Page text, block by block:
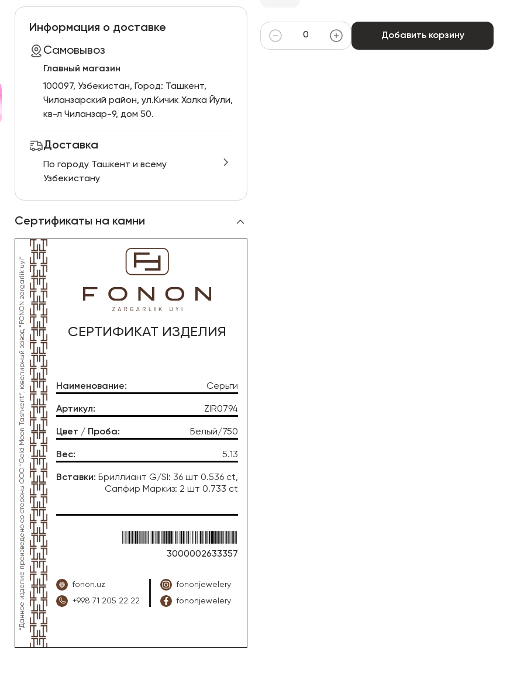
Информация о доставке
Самовывоз
Главный магазин
100097, Узбекистан, Город: Ташкент,
Чиланзарский pайон, ул.Кичик Халка Йули,
кв-л Чиланзар-9, дом 50.
Доставка
По городу Ташкент и всему
Узбекистану
Сертификаты на камни
*Данное изделие произведено со стороны OOO “Gold Moon Tashkent”, ювелирный завод “FONON zargarlik uyi” СЕРТИФИКАТ ИЗДЕЛИЯ
Наименование: Серьги
Артикул: ZIR0794
Цвет / Проба: Белый/750
Вес: 5.13
Вставки: Бриллиант G/SI: 36 шт 0.536 ct,
Сапфир Маркиз: 2 шт 0.733 ct
3000002633357
fonon.uz
+998 71 205 22 22
fononjewelery
fononjewelery
Добавить корзину